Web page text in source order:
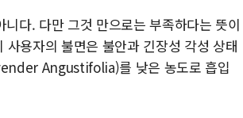
다. 다만 그것 만으로는 부족하다는 뜻이
용자의 불면은 불안과 긴장성 각성 상태
Angustifolia)를 낮은 농도로 흡입